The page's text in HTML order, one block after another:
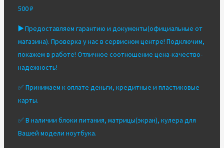
500₽
▶️Предоставляем гарантию и документы(официальные от
магазина). Проверка у нас в сервисном центре! Подключим,
покажем в работе! Отличное соотношение цена-качество-
надежность!
✅ Принимаем к оплате деньги, кредитные и пластиковые
карты.
✅ В наличии блоки питания, матрицы(экран), кулера для
Вашей модели ноутбука.